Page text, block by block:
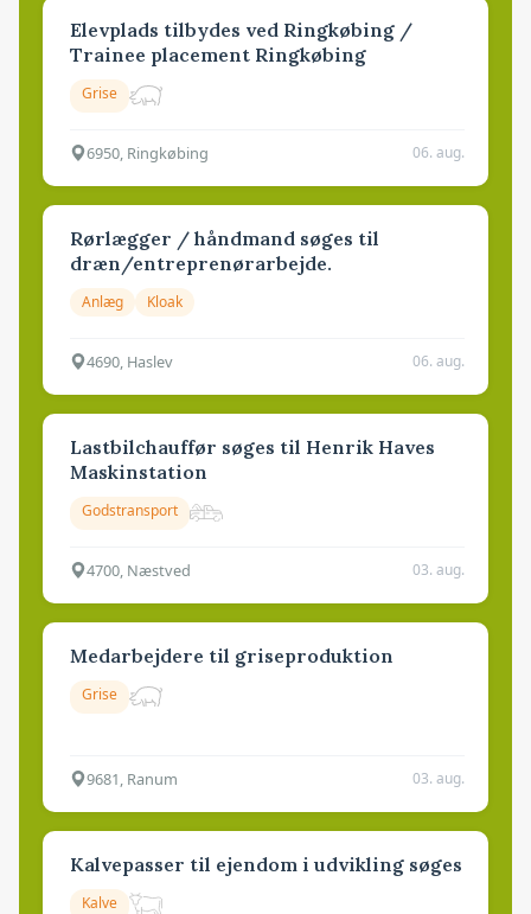
Elevplads tilbydes ved Ringkøbing /
Trainee placement Ringkøbing
Grise
6950, Ringkøbing 06. aug.
Rørlægger / håndmand søges til
dræn/entreprenørarbejde.
Anlæg Kloak
4690, Haslev 06. aug.
Lastbilchauffør søges til Henrik Haves
Maskinstation
Godstransport
4700, Næstved 03. aug.
Medarbejdere til griseproduktion
Grise
9681, Ranum 03. aug.
Kalvepasser til ejendom i udvikling søges
Kalve